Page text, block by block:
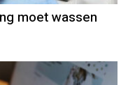
moet wassen